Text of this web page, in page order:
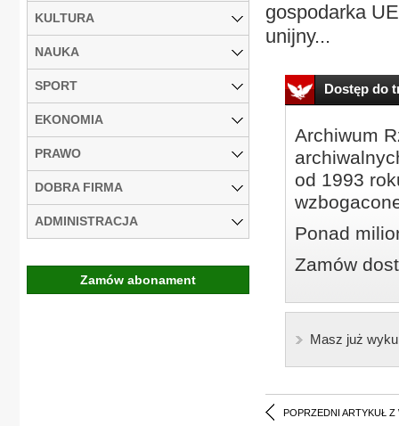
gospodarka
unijny...
Dostęp do
Archiwum
od 1993
Ponad
Zamów
Masz już
POPRZEDNI ARTYKUŁ Z
KULTURA
NAUKA
SPORT
EKONOMIA
PRAWO
DOBRA FIRMA
ADMINISTRACJA
Zamów abonament